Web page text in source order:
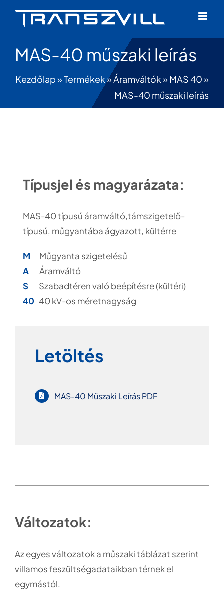
MAS-40 műszaki leírás
Kezdőlap»Termékek»Áramváltók» MAS 40»
MAS-40 műszaki leírás
Típusjel és magyarázata:
MAS-40 típusú áramváltó,támszigetelő-
típusú, műgyantába ágyazott, kültérre
M Műgyanta szigetelésű
A Áramváltó
S Szabadtéren való beépítésre (kültéri)
40 40 kV-os méretnagyság
Letöltés
MAS-40 Műszaki Leírás PDF
Változatok:
Az egyes változatok a műszaki táblázat szerint
villamos feszültségadataikban térnek el
egymástól.